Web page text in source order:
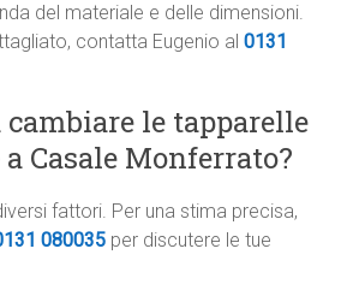
del materiale e delle dimensioni.
contatta Eugenio al0131
cambiare le tapparelle
Casale Monferrato?
fattori. Per una stima precisa,
080035 per discutere le tue